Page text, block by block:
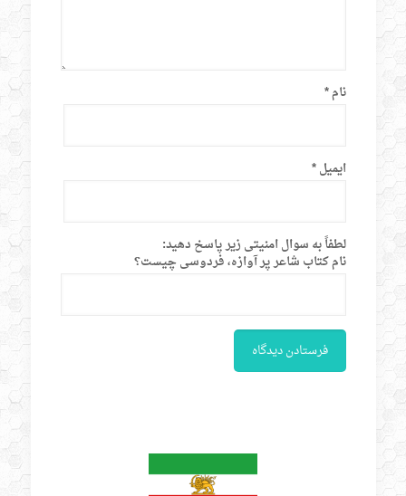
نام*
ایمیل*
لطفاً به سوال امنیتی زیر پاسخ دهید:
نام کتاب شاعر پر آوازه، فردوسی چیست؟